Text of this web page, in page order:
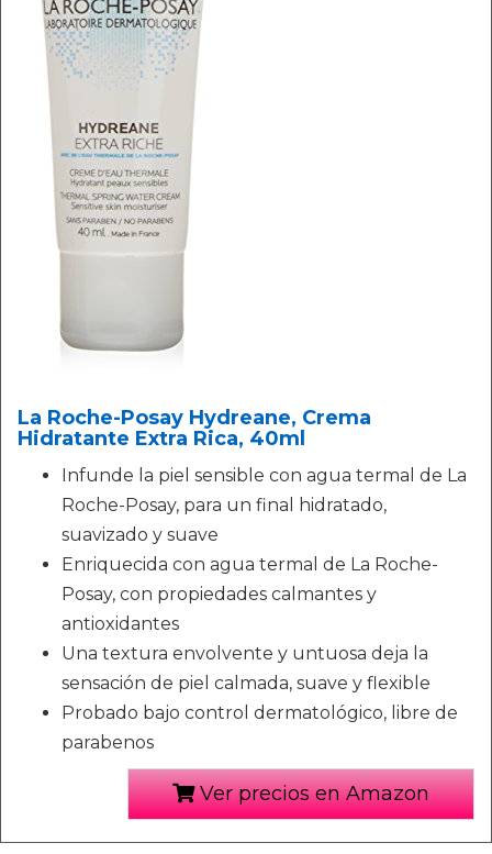
La Roche-Posay Hydreane, Crema
Hidratante Extra Rica, 40ml
Infunde la piel sensible con agua termal de La
Roche-Posay, para un final hidratado,
suavizado y suave
Enriquecida con agua termal de La Roche-
Posay, con propiedades calmantes y
antioxidantes
Una textura envolvente y untuosa deja la
sensación de piel calmada, suave y flexible
Probado bajo control dermatológico, libre de
parabenos
Ver precios en Amazon